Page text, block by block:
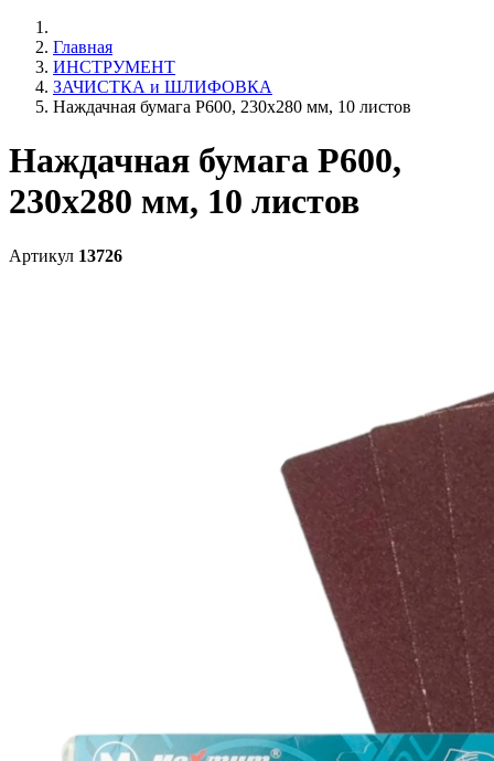
Главная
ИНСТРУМЕНТ
ЗАЧИСТКА и ШЛИФОВКА
Наждачная бумага P600, 230x280 мм, 10 листов
Наждачная бумага P600,
230x280 мм, 10 листов
Артикул 13726